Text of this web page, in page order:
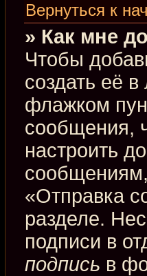
Вернуться к
» Как мне
Чтобы
создать её
флажком
сообщения,
настроить
«Отправка
разделе.
подписи в
подпись в